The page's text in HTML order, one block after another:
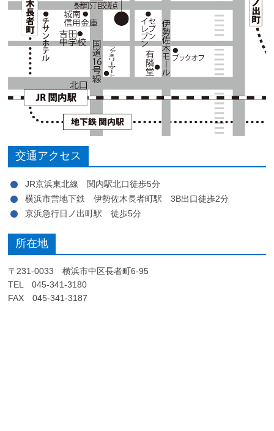
交通アクセス
JR京浜東北線 関内駅北口徒歩5分
横浜市営地下鉄 伊勢佐木長者町駅 3B出口徒歩2分
京浜急行日ノ出町駅 徒歩5分
所在地
〒231-0033 横浜市中区長者町6-95
TEL 045-341-3180
FAX 045-341-3187